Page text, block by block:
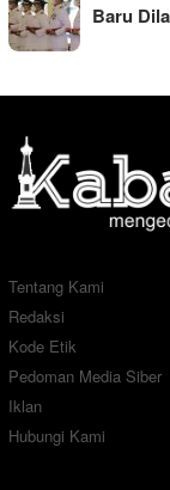
Baru
Tentang Kami
Redaksi
Kode Etik
Pedoman Media Siber
Iklan
Hubungi Kami